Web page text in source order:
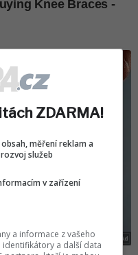
ZDARMA!
měření reklam a
služeb
v zařízení
a informace z vašeho
a další data